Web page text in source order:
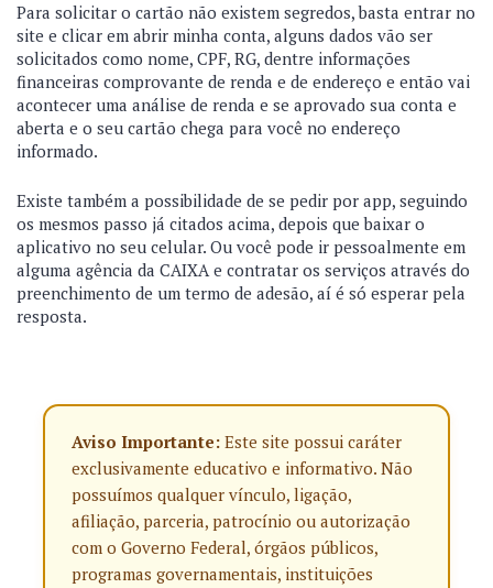
Para solicitar o cartão não existem segredos, basta entrar no
site e clicar em abrir minha conta, alguns dados vão ser
solicitados como nome, CPF, RG, dentre informações
financeiras comprovante de renda e de endereço e então vai
acontecer uma análise de renda e se aprovado sua conta e
aberta e o seu cartão chega para você no endereço
informado.
Existe também a possibilidade de se pedir por app, seguindo
os mesmos passo já citados acima, depois que baixar o
aplicativo no seu celular. Ou você pode ir pessoalmente em
alguma agência da CAIXA e contratar os serviços através do
preenchimento de um termo de adesão, aí é só esperar pela
resposta.
Aviso Importante: Este site possui caráter
exclusivamente educativo e informativo. Não
possuímos qualquer vínculo, ligação,
afiliação, parceria, patrocínio ou autorização
com o Governo Federal, órgãos públicos,
programas governamentais, instituições